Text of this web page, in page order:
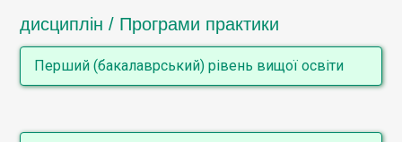
дисциплін / Програми практики
Перший (бакалаврський) рівень вищої освіти
1.В6.03.01 Хореографія (за видами))